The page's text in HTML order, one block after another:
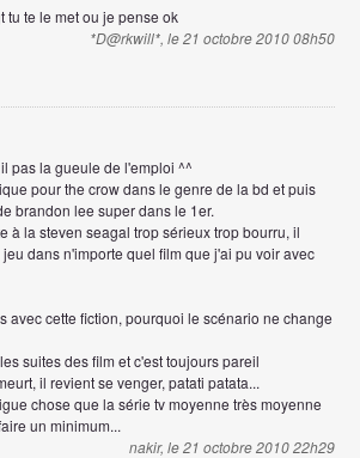
tu te le met ou je pense ok
*D@rkwill*, le 21 octobre 2010 08h50
pas la gueule de l'emploi ^^
pour the crow dans le genre de la bd et puis
brandon lee super dans le 1er.
à la steven seagal trop sérieux trop bourru, il
dans n'importe quel film que j'ai pu voir avec
avec cette fiction, pourquoi le scénario ne change
suites des film et c'est toujours pareil
il revient se venger, patati patata...
chose que la série tv moyenne très moyenne
un minimum...
nakir, le 21 octobre 2010 22h29